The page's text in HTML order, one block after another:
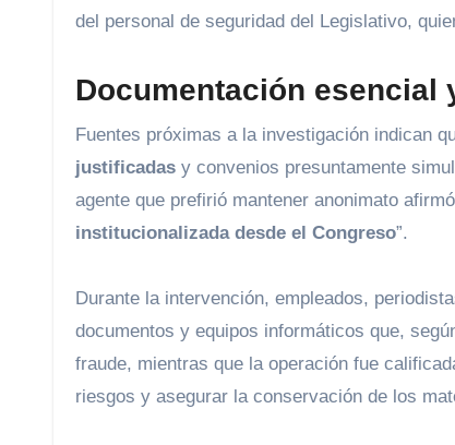
del personal de seguridad del Legislativo,
Documentación esencial
Fuentes próximas a la investigación indican
justificadas y convenios presuntamente
agente que prefirió mantener anonimato
institucionalizada desde el Congreso”.
Durante la intervención, empleados,
documentos y equipos informáticos que,
fraude, mientras que la operación fue
riesgos y asegurar la conservación de los